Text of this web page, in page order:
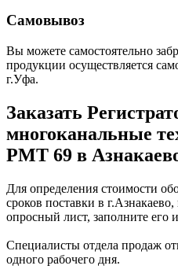
Самовывоз
Вы можете самостоятельно
продукции осуществляется
г.Уфа.
Заказать
многоканальные
РМТ 69 в
Для определения стоимости
сроков поставки в
опросный лист, заполните его
Специалисты отдела продаж
одного рабочего дня.